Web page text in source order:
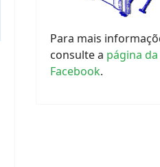
Para mais
consulte a página
Facebook.